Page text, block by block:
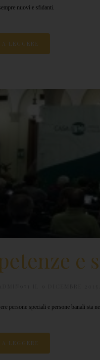
nuovi e sfidanti.
LEGGERE
e
persone speciali e persone banali sta
LEGGERE